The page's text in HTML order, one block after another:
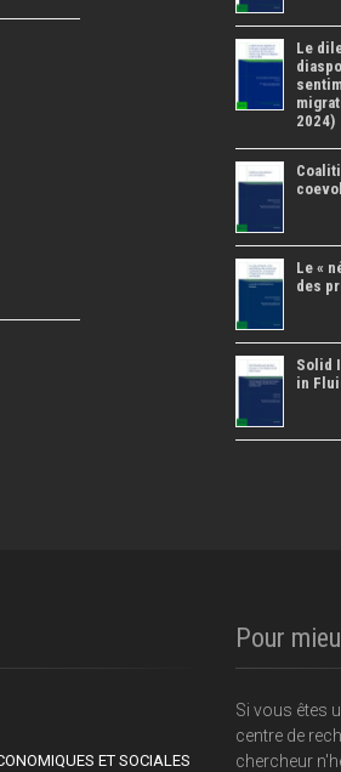
Le
2024)
Le «
des
Solid
in
ET SOCIALES
Pour
Si vous êtes
centre de
chercheur